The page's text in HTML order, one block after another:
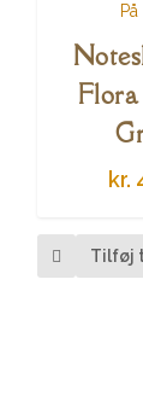
kr.
Tilføj